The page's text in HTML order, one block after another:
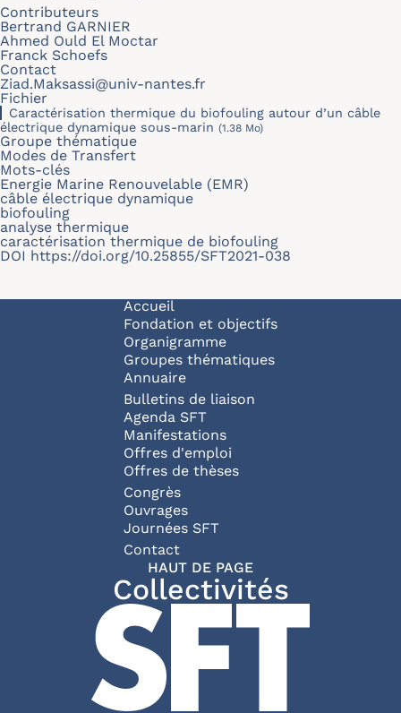
Contributeurs
Bertrand GARNIER
Ahmed Ould El Moctar
Franck Schoefs
Contact
Ziad.Maksassi@univ-nantes.fr
Fichier
Caractérisation thermique du biofouling autour d’un câble
électrique dynamique sous-marin (1.38 Mo)
Groupe thématique
Modes de Transfert
Mots-clés
Energie Marine Renouvelable (EMR)
câble électrique dynamique
biofouling
analyse thermique
caractérisation thermique de biofouling
DOI https://doi.org/10.25855/SFT2021-038
Navigation principale
Accueil
Fondation et objectifs
Organigramme
Groupes thématiques
Annuaire
Bulletins de liaison
Agenda SFT
Manifestations
Offres d'emploi
Offres de thèses
Congrès
Ouvrages
Journées SFT
Pied de page
Contact
HAUT DE PAGE
Collectivités